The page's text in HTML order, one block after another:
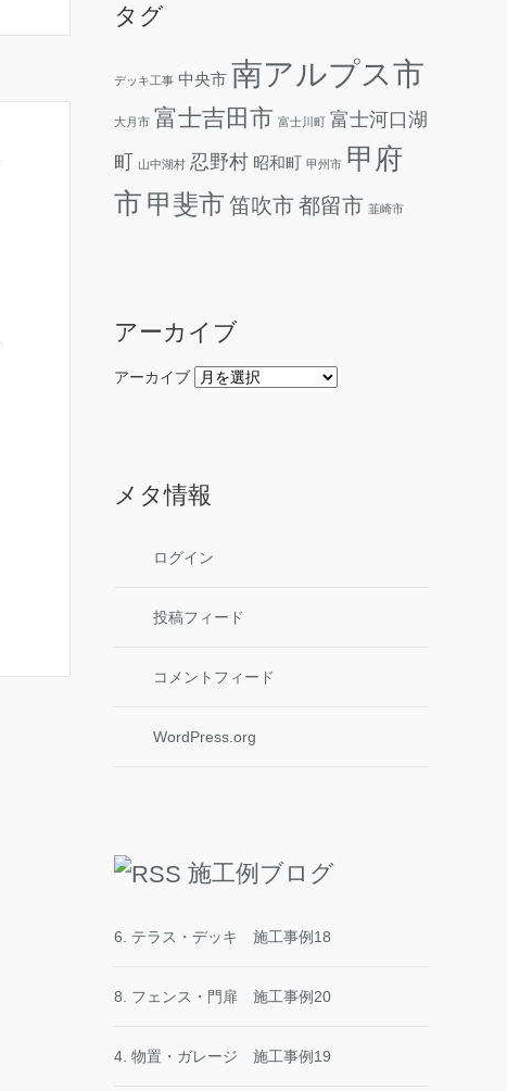
タグ
デッキ工事 中央市 南アルプス市
大月市 富士吉田市 富士川町 富士河口湖
町 山中湖村 忍野村 昭和町 甲州市 甲府
市 甲斐市 笛吹市都留市 韮崎市
アーカイブ
アーカイブ
メタ情報
ログイン
投稿フィード
コメントフィード
WordPress.org
施工例ブログ
6. テラス・デッキ 施工事例18
8. フェンス・門扉 施工事例20
4. 物置・ガレージ 施工事例19